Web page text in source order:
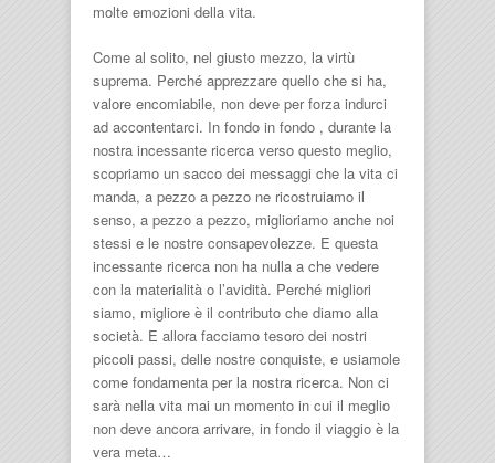
molte emozioni della vita.
Come al solito, nel giusto mezzo, la virtù
suprema. Perché apprezzare quello che si ha,
valore encomiabile, non deve per forza indurci
ad accontentarci. In fondo in fondo , durante la
nostra incessante ricerca verso questo meglio,
scopriamo un sacco dei messaggi che la vita ci
manda, a pezzo a pezzo ne ricostruiamo il
senso, a pezzo a pezzo, miglioriamo anche noi
stessi e le nostre consapevolezze. E questa
incessante ricerca non ha nulla a che vedere
con la materialità o l’avidità. Perché migliori
siamo, migliore è il contributo che diamo alla
società. E allora facciamo tesoro dei nostri
piccoli passi, delle nostre conquiste, e usiamole
come fondamenta per la nostra ricerca. Non ci
sarà nella vita mai un momento in cui il meglio
non deve ancora arrivare, in fondo il viaggio è la
vera meta…